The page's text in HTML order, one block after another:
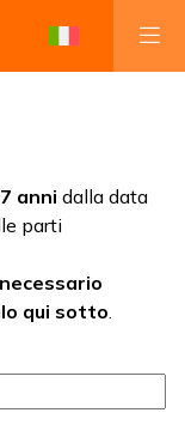
7 anni dalla data
parti
qui sotto.